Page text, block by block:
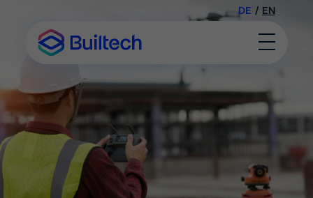
DE / EN
Toggle